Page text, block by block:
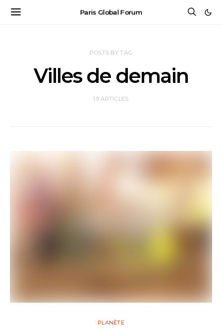
Paris Global Forum
POSTS BY TAG
Villes de demain
19 ARTICLES
PLANÈTE